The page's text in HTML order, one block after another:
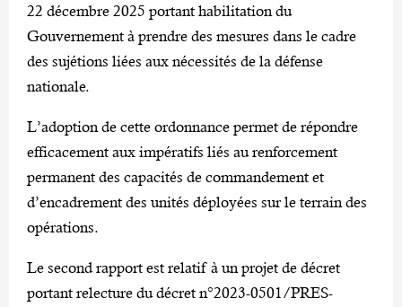
22 décembre 2025 portant habilitation du
Gouvernement à prendre des mesures dans le cadre
des sujétions liées aux nécessités de la défense
nationale.
L’adoption de cette ordonnance permet de répondre
efficacement aux impératifs liés au renforcement
permanent des capacités de commandement et
d’encadrement des unités déployées sur le terrain des
opérations.
Le second rapport est relatif à un projet de décret
portant relecture du décret n°2023-0501/PRES-